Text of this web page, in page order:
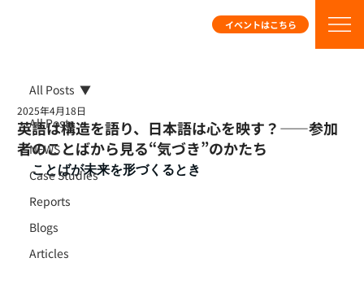
イベントはこちら
All Posts
NEWS
Case Studies
Reports
Blogs
Articles
All Posts
英語は構造を語り、日本語は心を映す？——参加
者のことばから見る“気づき”のかたち
2025年4月18日
ことばが未来を形づくるとき